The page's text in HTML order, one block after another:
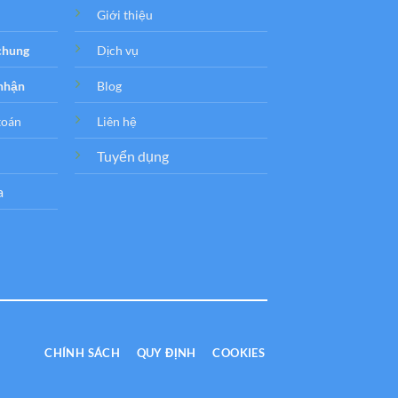
Giới thiệu
Dịch vụ
Blog
Liên hệ
Tuyển dụng
CHÍNH SÁCH QUY ĐỊNH COOKIES